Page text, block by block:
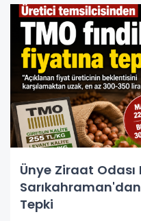
Ünye Ziraat Odası
Sarıkahraman'dan
Tepki